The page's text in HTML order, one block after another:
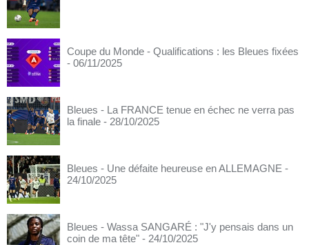
Coupe du Monde - Qualifications : les Bleues fixées
- 06/11/2025
Bleues - La FRANCE tenue en échec ne verra pas
la finale - 28/10/2025
Bleues - Une défaite heureuse en ALLEMAGNE -
24/10/2025
Bleues - Wassa SANGARÉ : "J'y pensais dans un
coin de ma tête" - 24/10/2025